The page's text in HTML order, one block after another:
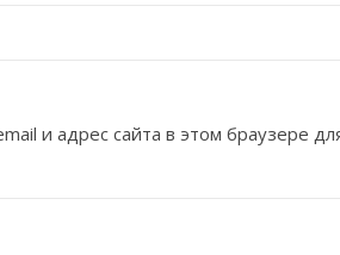
и адрес сайта в этом браузере